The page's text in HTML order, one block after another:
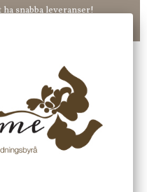
snabba leveranser!
10.00 - 15.00